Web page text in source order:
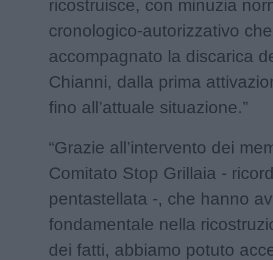
ricostruisce, con minuzia
cronologico-autorizzativo
accompagnato la discarica
Chianni, dalla prima
fino all’attuale situazione.”
“Grazie all’intervento dei
Comitato Stop Grillaia -
pentastellata -, che hanno
fondamentale nella
dei fatti, abbiamo potuto